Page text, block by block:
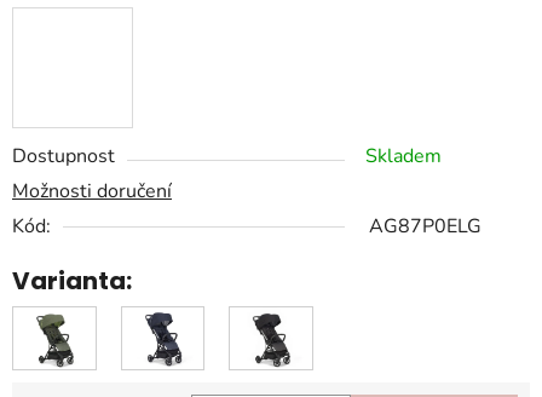
Dostupnost
Skladem
Možnosti doručení
Kód:
AG87P0ELG
Varianta: